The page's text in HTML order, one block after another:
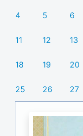
4 5 6
11 12 13
18 19 20
25 26 27